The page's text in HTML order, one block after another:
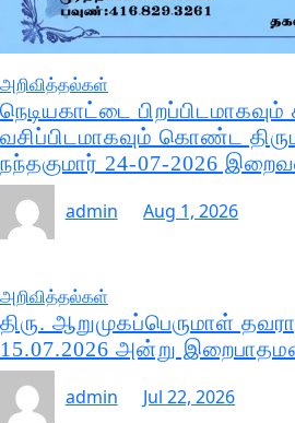
அறிவித்தல்கள்
நெடியகாட்டை
வசிப்பிடமாகவும் கொண்ட
நந்தகுமார் 24-07-2026
admin
Aug 1, 2026
அறிவித்தல்கள்
திரு. ஆறுமுகப்பெருமாள்
15.07.2026 அன்று
admin
Jul 22, 2026